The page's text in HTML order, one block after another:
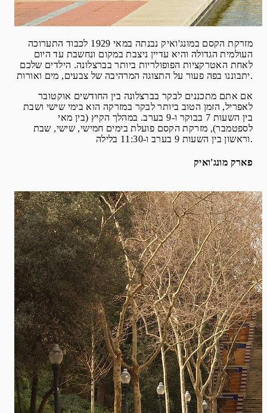
מזרקת הקסם במונג'ואיק נבנתה במאי 1929 לכבוד התערוכה
העולמית הגדולה והיא עדיין ניצבת במקום ונחשבת עד היום
לאחת האטרקציות הפופולריות ביותר בברצלונה. הילדים שלכם
יתבוננו בפה פעור על התצוגה המרהיבה של צבעים, מים ואורות.
אם אתם מתכננים לבקר בברצלונה בין החודשים אוקטובר
לאפריל, הזמן הטוב ביותר לבקר במזרקה הוא בימי שישי ושבת
בין השעות 7 בבוקר ו-9 בערב. במהלך הקיץ (בין מאי
לספטמבר), מזרקת הקסם פועלת בימים חמישי, שישי, שבת
וראשון בין השעות 9 בערב ו-11:30 בלילה.
פארק מונג'ואיק